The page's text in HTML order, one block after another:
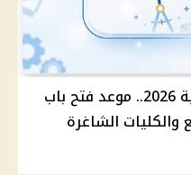
مؤشرات تنسيق المرحلة الثانية 2026.. موعد فتح باب
والكليات الشاغرة